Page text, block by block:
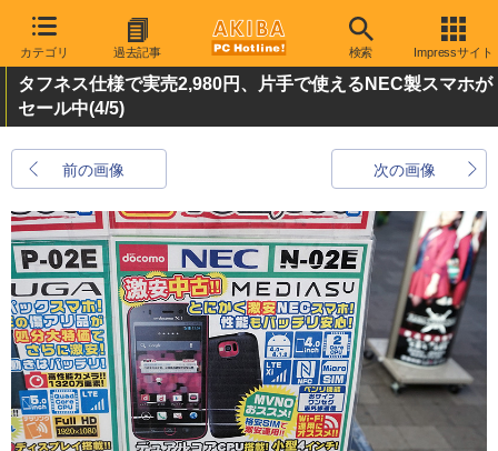
カテゴリ 過去記事 検索 Impressサイト
タフネス仕様で実売2,980円、片手で使えるNEC製スマホが
セール中(4/5)
前の画像 次の画像